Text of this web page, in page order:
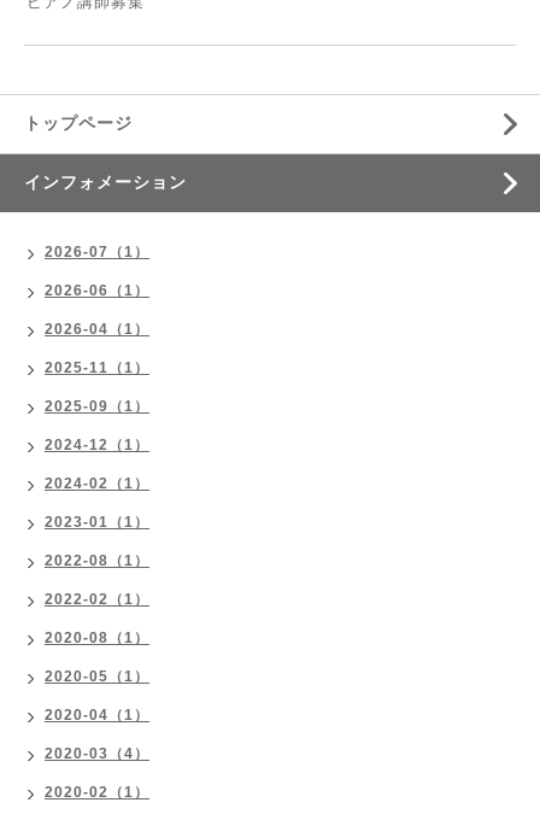
トップページ
インフォメーション
2026-07（1）
2026-06（1）
2026-04（1）
2025-11（1）
2025-09（1）
2024-12（1）
2024-02（1）
2023-01（1）
2022-08（1）
2022-02（1）
2020-08（1）
2020-05（1）
2020-04（1）
2020-03（4）
2020-02（1）